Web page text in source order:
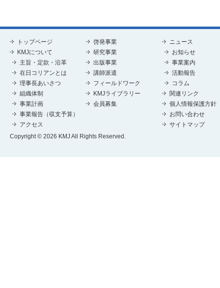
トップページ
KMJについて
主旨・定款・沿革
在日コリアンとは
理事長あいさつ
組織体制
事業計画
事業報告（収支予算）
アクセス
啓発事業
研究事業
出版事業
講師派遣
フィールドワーク
KMJライブラリー
会員募集
ニュース
お知らせ
事業案内
活動報告
コラム
関連リンク
個人情報保護方針
お問い合わせ
サイトマップ
Copyright © 2026 KMJ All Rights Reserved.